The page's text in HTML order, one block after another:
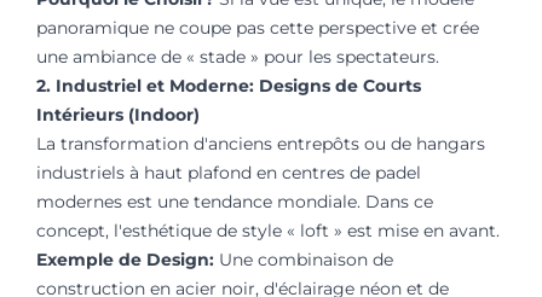
panoramique ne coupe pas cette perspective et crée
une ambiance de « stade » pour les spectateurs.
2. Industriel et Moderne: Designs de Courts
Intérieurs (Indoor)
La transformation d'anciens entrepôts ou de hangars
industriels à haut plafond en centres de padel
modernes est une tendance mondiale. Dans ce
concept, l'esthétique de style « loft » est mise en avant.
Exemple de Design: Une combinaison de
construction en acier noir, d'éclairage néon et de